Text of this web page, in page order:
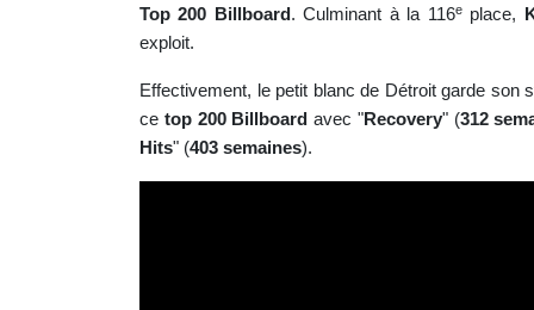
Top 200 Billboard . Culminant à la 116eplace,
exploit.
Effectivement, le petit blanc de Détroit garde son
ce top 200 Billboard avec "Recovery" (312
Hits" (403 semaines).